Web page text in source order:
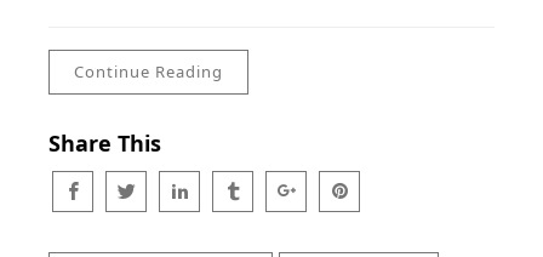
Continue Reading
Share This